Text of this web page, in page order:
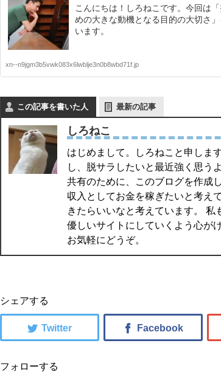
こんにちは！しろねこです。今回は
めの大きな動機となる目的の大切さ
います。
xn--n9jgm3b5vwk083x6lwblje3n0b8wbd71f.jp
この記事を書いた人 最新の記事
しろねこ
はじめまして。しろねこと申しま
し、脱サラしたいと最近強く思う
共有のために、このブログを作成
収入としてお金を稼ぎたいと考え
きたらいいなと考えています。 私
優しいサイトにしていくよう心が
お気軽にどうぞ。
シェアする
フォローする